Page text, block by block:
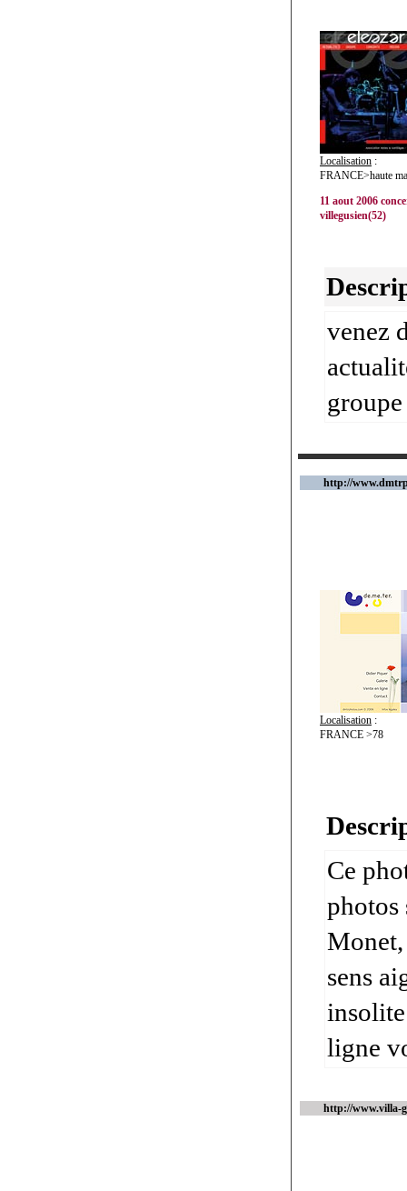
Localisation :
FRANCE>haute
11 aout 2006
villegusien(52)
venez
http://
Localisation :
FRANCE >78
Ce
photos
sens
ligne
http://www.villa-